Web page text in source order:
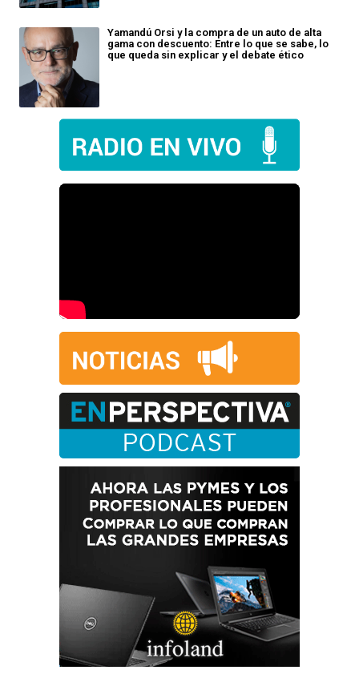
Yamandú Orsi y la compra de un auto de alta
gama con descuento: Entre lo que se sabe, lo
que queda sin explicar y el debate ético